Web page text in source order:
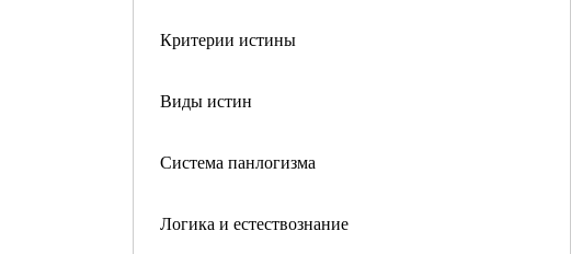
Критерии истины
Виды истин
Система панлогизма
Логика и естествознание